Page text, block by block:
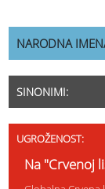
NARODNA
SINONIMI:
UGROŽENOST:
Na "Crvenoj